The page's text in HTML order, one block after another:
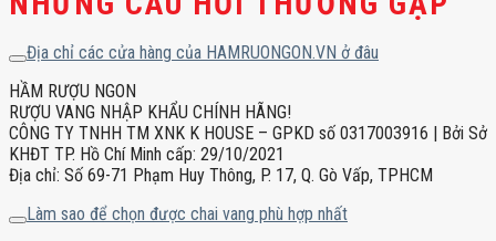
Địa chỉ các cửa hàng của HAMRUONGON.VN ở đâu
HẦM RƯỢU NGON
RƯỢU VANG NHẬP KHẨU CHÍNH HÃNG!
CÔNG TY TNHH TM XNK K HOUSE – GPKD số 0317003916 | Bởi Sở
KHĐT TP. Hồ Chí Minh cấp: 29/10/2021
Địa chỉ: Số 69-71 Phạm Huy Thông, P. 17, Q. Gò Vấp, TPHCM
Làm sao để chọn được chai vang phù hợp nhất